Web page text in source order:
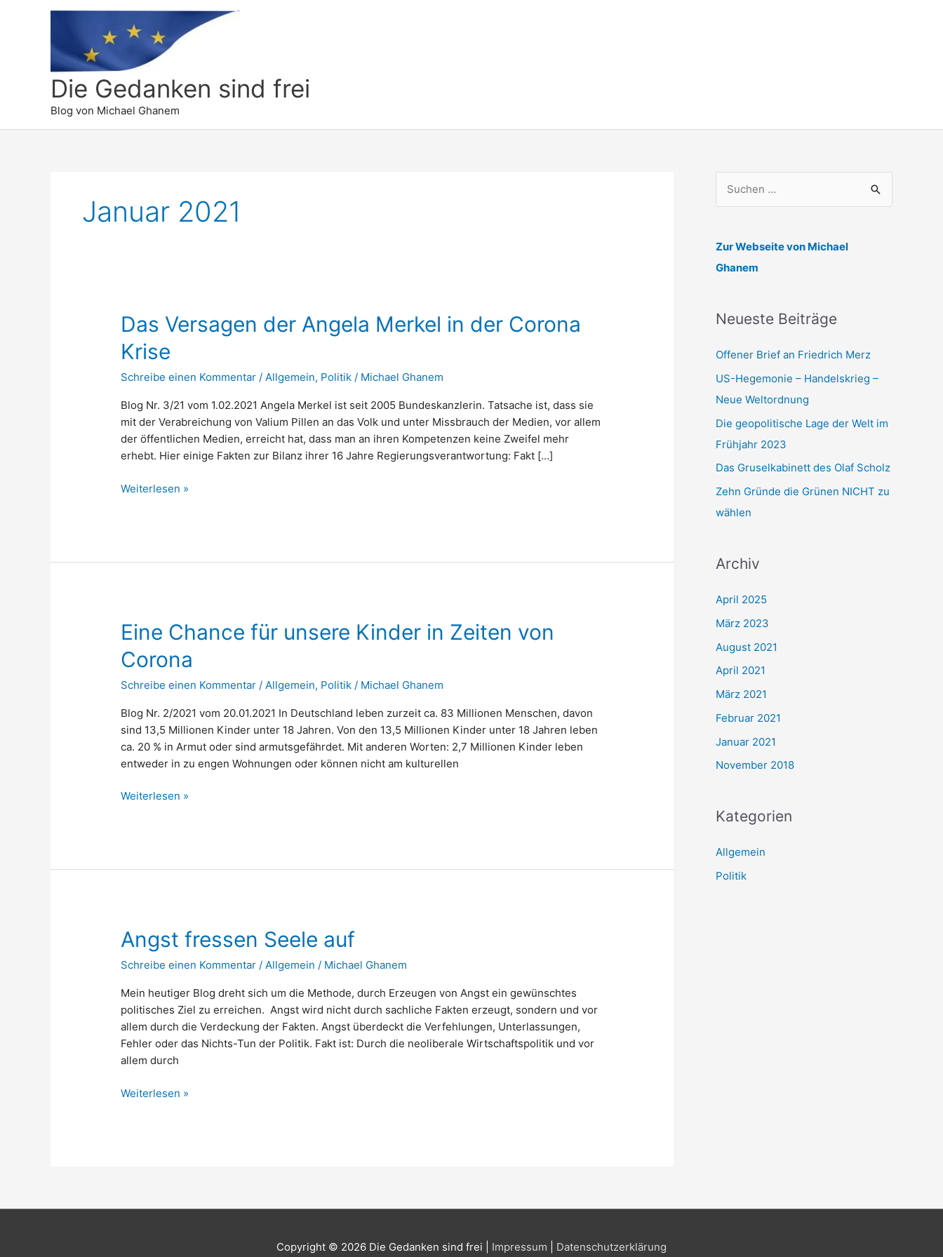
Die Gedanken sind frei
Blog von Michael Ghanem
Januar 2021
Das Versagen der Angela Merkel in der Corona
Krise
Schreibe einen Kommentar /Allgemein, Politik / Michael Ghanem
Blog Nr. 3/21 vom 1.02.2021 Angela Merkel ist seit 2005 Bundeskanzlerin. Tatsache ist, dass sie
mit der Verabreichung von Valium Pillen an das Volk und unter Missbrauch der Medien, vor allem
der öffentlichen Medien, erreicht hat, dass man an ihren Kompetenzen keine Zweifel mehr
erhebt. Hier einige Fakten zur Bilanz ihrer 16 Jahre Regierungsverantwortung: Fakt […]
Das
Krise
Weiterlesen »
Eine Chance für unsere Kinder in Zeiten von
Corona
Schreibe einen Kommentar / Allgemein, Politik / Michael Ghanem
Blog Nr. 2/2021 vom 20.01.2021 In Deutschland leben zurzeit ca. 83 Millionen Menschen, davon
sind 13,5 Millionen Kinder unter 18 Jahren. Von den 13,5 Millionen Kinder unter 18 Jahren leben
ca. 20 % in Armut oder sind armutsgefährdet. Mit anderen Worten: 2,7 Millionen Kinder leben
entweder in zu engen Wohnungen oder können nicht am kulturellen
Eine
Corona
Weiterlesen »
Angst fressen Seele auf
Schreibe einen Kommentar /Allgemein / Michael Ghanem
Mein heutiger Blog dreht sich um die Methode, durch Erzeugen von Angst ein gewünschtes
politisches Ziel zu erreichen. Angst wird nicht durch sachliche Fakten erzeugt, sondern und vor
allem durch die Verdeckung der Fakten. Angst überdeckt die Verfehlungen, Unterlassungen,
Fehler oder das Nichts-Tun der Politik. Fakt ist: Durch die neoliberale Wirtschaftspolitik und vor
allem durch
Angst
Weiterlesen »
h
e
a
c
Zur Webseite von Michael
Ghanem
Neueste Beiträge
Offener Brief an Friedrich Merz
US-Hegemonie – Handelskrieg –
Neue Weltordnung
Die geopolitische Lage der Welt im
Frühjahr 2023
Das Gruselkabinett des Olaf Scholz
Zehn Gründe die Grünen NICHT zu
wählen
Archiv
April 2025
März 2023
August 2021
April 2021
März 2021
Februar 2021
Januar 2021
November 2018
Kategorien
Allgemein
Politik
Copyright © 2026 Die Gedanken sind frei Impressum Datenschutzerklärung